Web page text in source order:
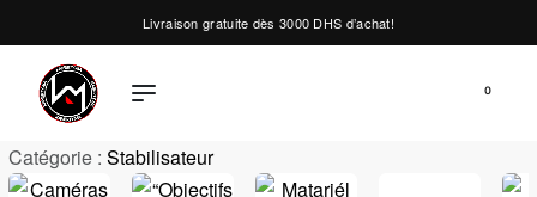
Livraison gratuite dès 3000 DHS d’achat!
0
Catégorie : Stabilisateur